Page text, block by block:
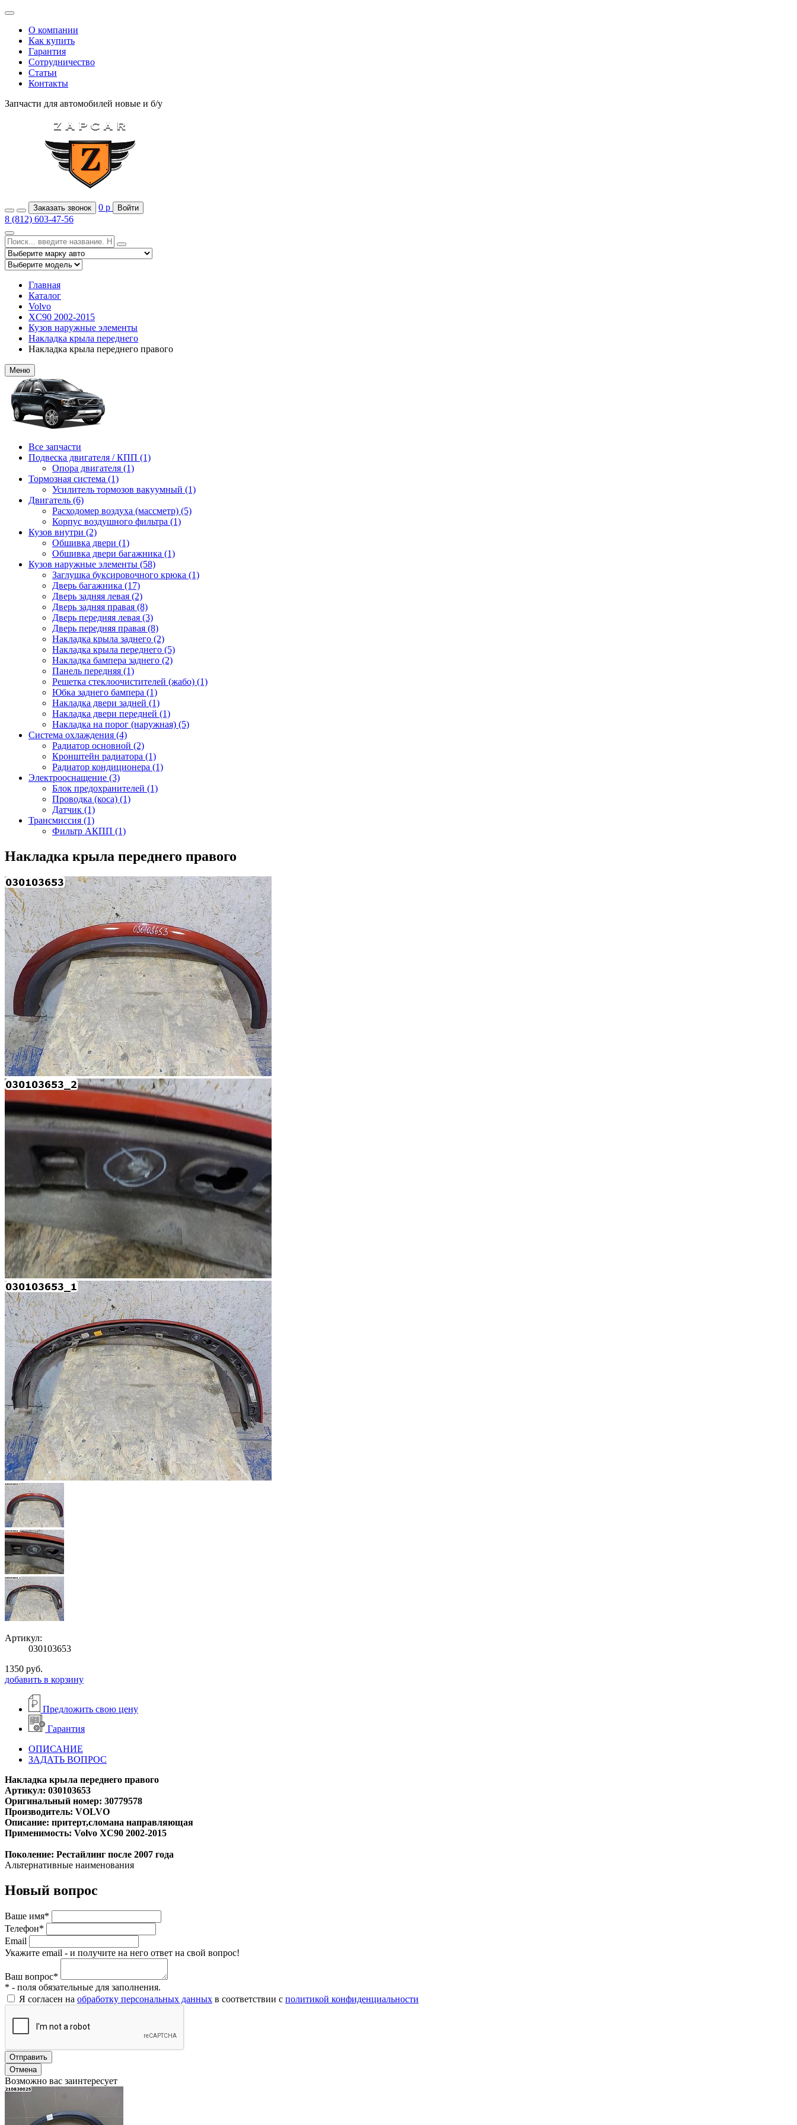
О компании
Как купить
Гарантия
Сотрудничество
Статьи
Контакты
Запчасти для автомобилей новые и б/у
Заказать звонок 0 р Войти
8 (812) 603-47-56
Главная
Каталог
Volvo
XC90 2002-2015
Кузов наружные элементы
Накладка крыла переднего
Накладка крыла переднего правого
Меню
Все запчасти
Подвеска двигателя / КПП (1)
Опора двигателя (1)
Тормозная система (1)
Усилитель тормозов вакуумный (1)
Двигатель (6)
Расходомер воздуха (массметр) (5)
Корпус воздушного фильтра (1)
Кузов внутри (2)
Обшивка двери (1)
Обшивка двери багажника (1)
Кузов наружные элементы (58)
Заглушка буксировочного крюка (1)
Дверь багажника (17)
Дверь задняя левая (2)
Дверь задняя правая (8)
Дверь передняя левая (3)
Дверь передняя правая (8)
Накладка крыла заднего (2)
Накладка крыла переднего (5)
Накладка бампера заднего (2)
Панель передняя (1)
Решетка стеклоочистителей (жабо) (1)
Юбка заднего бампера (1)
Накладка двери задней (1)
Накладка двери передней (1)
Накладка на порог (наружная) (5)
Система охлаждения (4)
Радиатор основной (2)
Кронштейн радиатора (1)
Радиатор кондиционера (1)
Электрооснащение (3)
Блок предохранителей (1)
Проводка (коса) (1)
Датчик (1)
Трансмиссия (1)
Фильтр АКПП (1)
Накладка крыла переднего правого
Артикул:
030103653
1350 руб.
добавить в корзину
Предложить свою цену
Гарантия
ОПИСАНИЕ
ЗАДАТЬ ВОПРОС
Накладка крыла переднего правого
Артикул: 030103653
Оригинальный номер: 30779578
Производитель: VOLVO
Описание: притерт,сломана направляющая
Применимость: Volvo XC90 2002-2015
Поколение: Рестайлинг после 2007 года
Альтернативные наименования
Новый вопрос
Ваше имя*
Телефон*
Email
Укажите email - и получите на него ответ на свой вопрос!
Ваш вопрос*
* - поля обязательные для заполнения.
Я согласен на обработку персональных данных в соответствии с политикой конфиденциальности
Отправить
Отмена
Возможно вас заинтересует